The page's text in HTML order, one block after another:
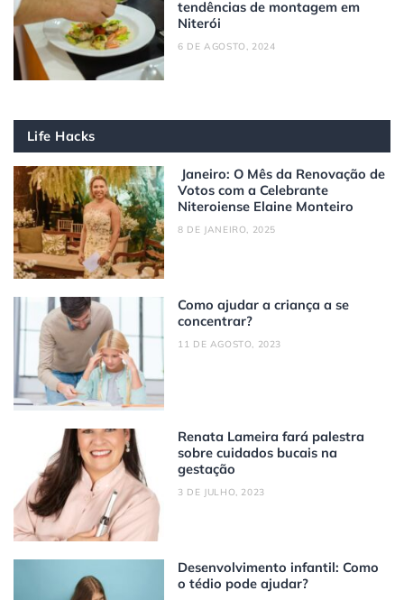
tendências de montagem em
Niterói
6 DE AGOSTO, 2024
Life Hacks
Janeiro: O Mês da Renovação de
Votos com a Celebrante
Niteroiense Elaine Monteiro
8 DE JANEIRO, 2025
Como ajudar a criança a se
concentrar?
11 DE AGOSTO, 2023
Renata Lameira fará palestra
sobre cuidados bucais na
gestação
3 DE JULHO, 2023
Desenvolvimento infantil: Como
o tédio pode ajudar?